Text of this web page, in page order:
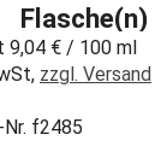
Flasche(n)
9,04 € / 100 ml
zzgl. Versand
f2485